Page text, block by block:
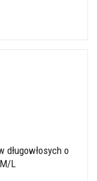
długowłosych o
L